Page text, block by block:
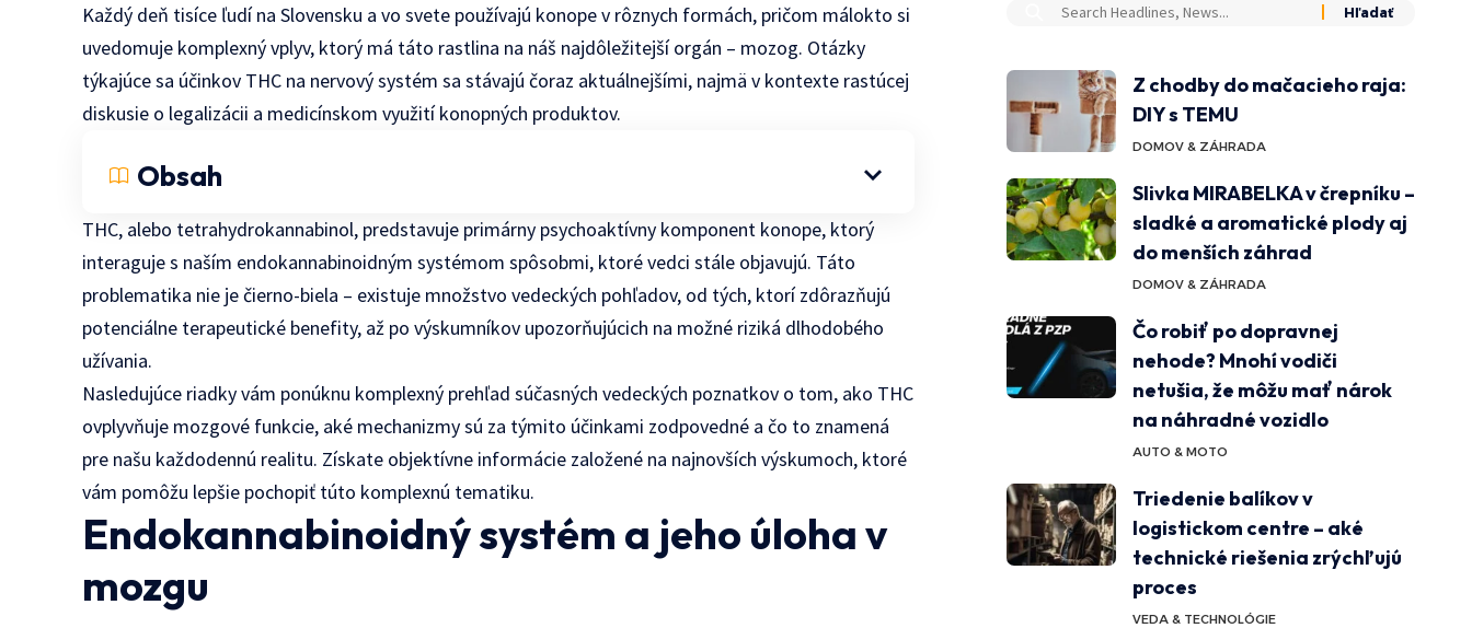
Každý deň tisíce ľudí na Slovensku a vo svete používajú konope v rôznych formách, pričom málokto si
uvedomuje komplexný vplyv, ktorý má táto rastlina na náš najdôležitejší orgán – mozog. Otázky
týkajúce sa účinkov THC na nervový systém sa stávajú čoraz aktuálnejšími, najmä v kontexte rastúcej
diskusie o legalizácii a medicínskom využití konopných produktov.
Obsah
THC, alebo tetrahydrokannabinol, predstavuje primárny psychoaktívny komponent konope, ktorý
interaguje s naším endokannabinoidným systémom spôsobmi, ktoré vedci stále objavujú. Táto
problematika nie je čierno-biela – existuje množstvo vedeckých pohľadov, od tých, ktorí zdôrazňujú
potenciálne terapeutické benefity, až po výskumníkov upozorňujúcich na možné riziká dlhodobého
užívania.
Nasledujúce riadky vám ponúknu komplexný prehľad súčasných vedeckých poznatkov o tom, ako THC
ovplyvňuje mozgové funkcie, aké mechanizmy sú za týmito účinkami zodpovedné a čo to znamená
pre našu každodennú realitu. Získate objektívne informácie založené na najnovších výskumoch, ktoré
vám pomôžu lepšie pochopiť túto komplexnú tematiku.
Endokannabinoidný systém a jeho úloha v
mozgu
Z chodby do mačacieho raja:
DIY s TEMU
DOMOV & ZÁHRADA
Slivka MIRABELKA v črepníku –
sladké a aromatické plody aj
do menších záhrad
DOMOV & ZÁHRADA
Čo robiť po dopravnej
nehode? Mnohí vodiči
netušia, že môžu mať nárok
na náhradné vozidlo
AUTO & MOTO
Triedenie balíkov v
logistickom centre – aké
technické riešenia zrýchľujú
proces
VEDA & TECHNOLÓGIE